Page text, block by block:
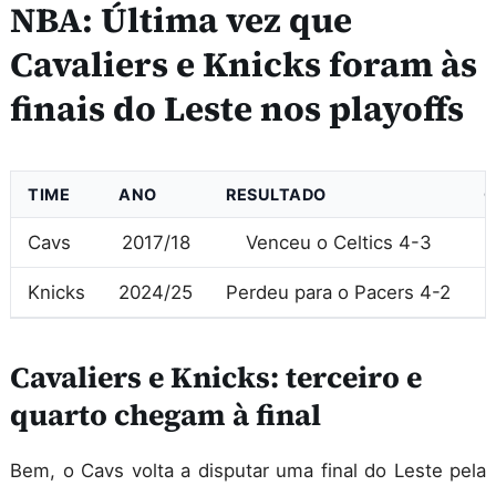
NBA: Última vez que
Cavaliers e Knicks foram às
finais do Leste nos playoffs
TIME ANO RESULTADO
Cavs 2017/18 Venceu o Celtics 4-3
Knicks 2024/25 Perdeu para o Pacers 4-2
Cavaliers e Knicks: terceiro e
quarto chegam à final
Bem, o Cavs volta a disputar uma final do Leste pela